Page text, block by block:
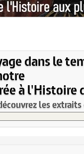
dans le
à l'Histoire
les